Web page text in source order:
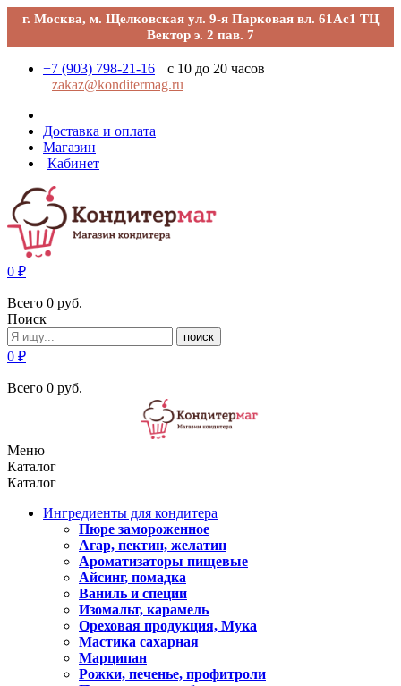
г. Москва, м. Щелковская ул. 9-я Парковая вл. 61Ас1 ТЦ
Вектор э. 2 пав. 7
+7 (903) 798-21-16
с 10 до 20 часов
zakaz@konditermag.ru
Доставка и оплата
Магазин
Кабинет
0 ₽
Всего 0 руб.
Поиск
поиск
0 ₽
Всего 0 руб.
Меню
Каталог
Каталог
Ингредиенты для кондитера
Пюре замороженное
Агар, пектин, желатин
Ароматизаторы пищевые
Айсинг, помадка
Ваниль и специи
Изомальт, карамель
Ореховая продукция, Мука
Мастика сахарная
Марципан
Рожки, печенье, профитроли